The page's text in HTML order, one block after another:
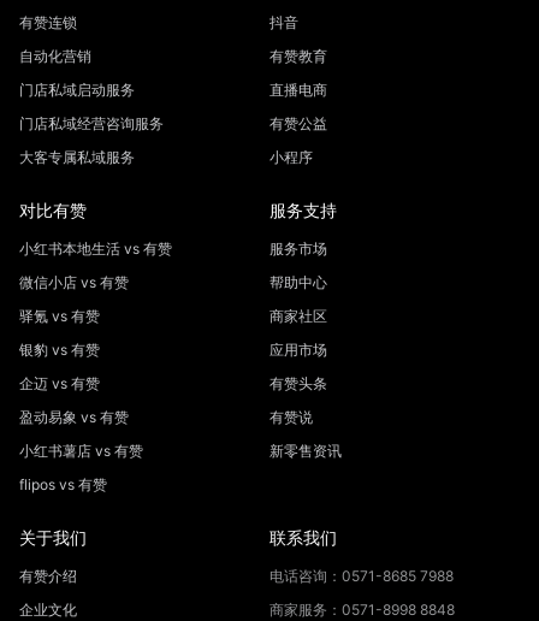
有赞连锁
自动化营销
门店私域启动服务
门店私域经营咨询服务
大客专属私域服务
抖音
有赞教育
直播电商
有赞公益
小程序
对比有赞
小红书本地生活 vs 有赞
微信小店 vs 有赞
驿氪 vs 有赞
银豹 vs 有赞
企迈 vs 有赞
盈动易象 vs 有赞
小红书薯店 vs 有赞
flipos vs 有赞
服务支持
服务市场
帮助中心
商家社区
应用市场
有赞头条
有赞说
新零售资讯
关于我们
有赞介绍
企业文化
联系我们
电话咨询：0571-8685 7988
商家服务：0571-8998 8848